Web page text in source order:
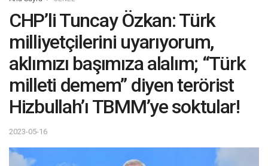
CHP’li Tuncay Özkan: Türk
milliyetçilerini uyarıyorum,
aklımızı başımıza alalım; “Türk
milleti demem” diyen terörist
Hizbullah’ı TBMM’ye soktular!
2023-05-16